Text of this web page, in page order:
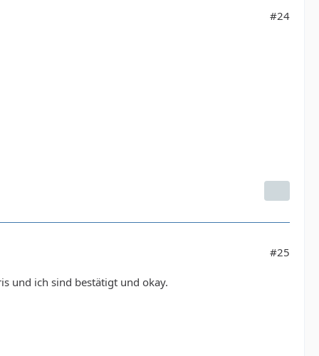
#24
#25
und ich sind bestätigt und okay.